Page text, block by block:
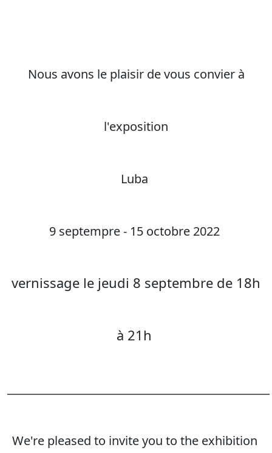
Nous avons le plaisir de vous convier à
l'exposition
Luba
9 septempre - 15 octobre 2022
vernissage le jeudi 8 septembre de 18h
à 21h
We're pleased to invite you to the exhibition